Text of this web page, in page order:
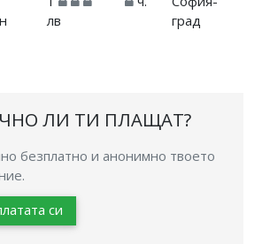
лв
град
ЛИ ТИ ПЛАЩАТ?
безплатно и анонимно твоето
си